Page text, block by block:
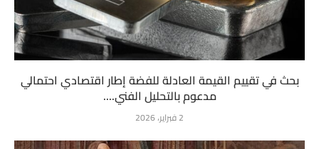
بحث في تقييم القيمة العادلة للفضة إطار اقتصادي احتمالي
مدعوم بالتحليل الفني....
2 فبراير، 2026